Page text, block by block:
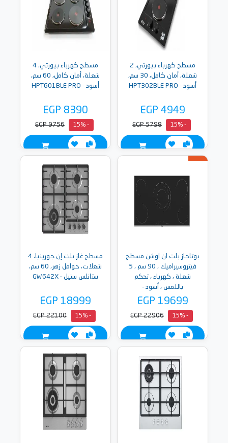
مسطح كهرباء بيورتي، 2
شعلة، أمان كامل، 30 سم،
أسود - HPT302BLE PRO
EGP 4949
- 15%
EGP 5798
مسطح كهرباء بيورتي، 4
شعلة، أمان كامل، 60 سم،
أسود - HPT601BLE PRO
EGP 8390
- 15%
EGP 9756
بوتاجاز بلت ان اوشن مسطح
فيتروسيراميك ، 90 سم ، 5
شعلة ، كهرباء ، تحكم
باللمس ، أسود -
OVHVR9401HNTC
EGP 19699
- 15%
EGP 22906
مسطح غاز بلت إن جورينيا، 4
شعلات، حوامل زهر، 60 سم،
ستانلس ستيل – GW642X
EGP 18999
- 15%
EGP 22100